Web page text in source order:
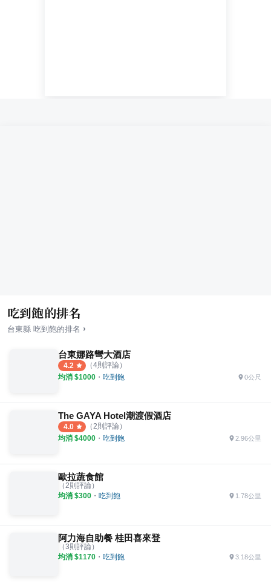
吃到飽的排名
台東縣 吃到飽的排名 ›
台東娜路彎大酒店
4.2 （4則評論）
均消 $1000 ・ 吃到飽 0公尺
The GAYA Hotel潮渡假酒店
4.0 （ 2則評論）
均消 $4000 ・ 吃到飽 2.96公里
歐拉蔬食館
（ 2則評論）
均消 $300 ・ 吃到飽 1.78公里
阿力海自助餐 桂田喜來登
（3則評論）
均消 $1170 ・ 吃到飽 3.18公里